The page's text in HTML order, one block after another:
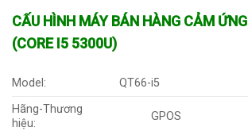
CẤU HÌNH MÁY BÁN HÀNG CẢM ỨNG
(CORE I5 5300U)
Model:
QT66-i5
Hãng-Thương
hiệu:
GPOS